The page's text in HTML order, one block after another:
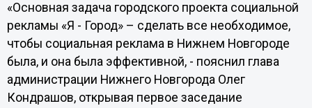
«Основная задача городского проекта социальной
рекламы «Я - Город» – сделать все необходимое,
чтобы социальная реклама в Нижнем Новгороде
была, и она была эффективной, - пояснил глава
администрации Нижнего Новгорода Олег
Кондрашов, открывая первое заседание